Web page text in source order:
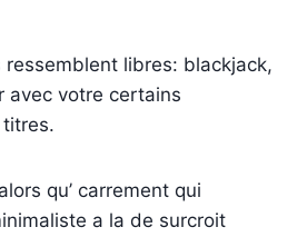
libres: blackjack,
avec votre certains
qu’ carrement qui
a la de surcroit